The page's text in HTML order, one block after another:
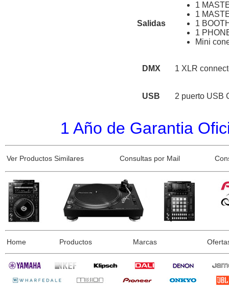
Salidas
1
1
1
1
Mini
DMX 1 XLR
USB 2 puerto USB
1 Año de Garantia
Ver Productos Similares Consultas por Mail
Home Productos Marcas